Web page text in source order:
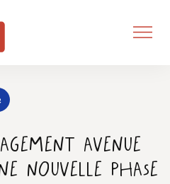
avenue
nouvelle phase